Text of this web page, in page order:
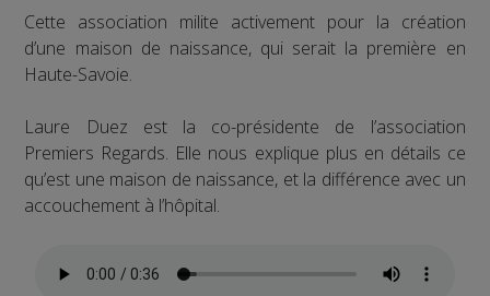
Cette association milite activement pour la création
d’une maison de naissance, qui serait la première en
Haute-Savoie.
Laure Duez est la co-présidente de l’association
Premiers Regards. Elle nous explique plus en détails ce
qu’est une maison de naissance, et la différence avec un
accouchement à l’hôpital.